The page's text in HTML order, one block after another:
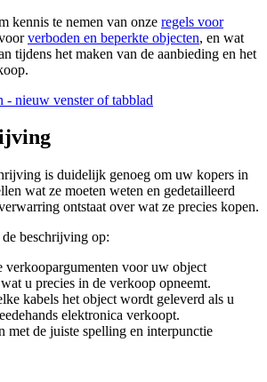
kennis te nemen van onze regels voor
verboden en beperkte objecten, en wat
tijdens het maken van de aanbieding en het
- nieuw venster of tabblad
is duidelijk genoeg om uw kopers in
wat ze moeten weten en gedetailleerd
ontstaat over wat ze precies kopen.
beschrijving op:
verkoopargumenten voor uw object
u precies in de verkoop opneemt.
kabels het object wordt geleverd als u
elektronica verkoopt.
met de juiste spelling en interpunctie